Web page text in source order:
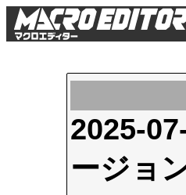
2025-
ージョ